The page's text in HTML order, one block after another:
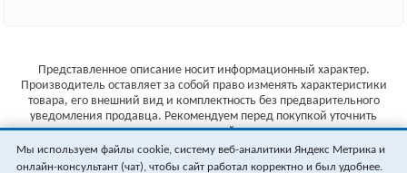
Представленное описание носит информационный характер.
Производитель оставляет за собой право изменять характеристики
товара, его внешний вид и комплектность без предварительного
уведомления продавца. Рекомендуем перед покупкой уточнить
характеристики товара на сайте производителя.
Указанные цены не являются публичной офертой (ст.435 ГК РФ).
Мы используем файлы cookie, систему веб-аналитики Яндекс Метрика и
онлайн-консультант (чат), чтобы сайт работал корректно и был удобнее.